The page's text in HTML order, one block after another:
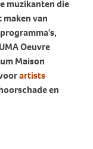
muzikanten die
van
Oeuvre
Maison
artists
en